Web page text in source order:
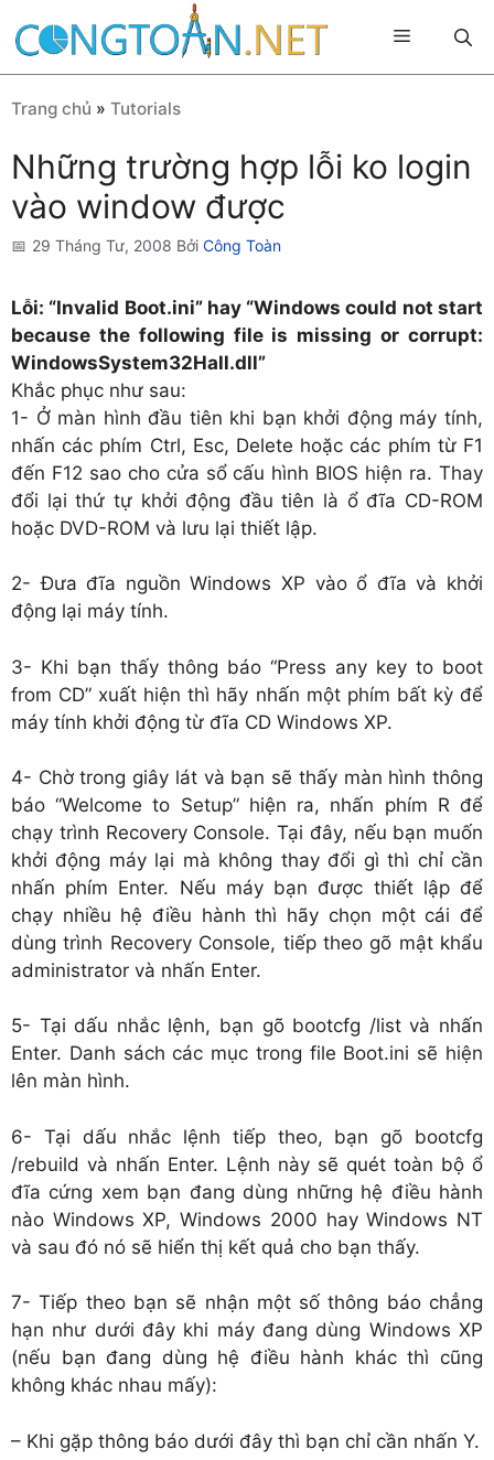
đến
Menu
Trang chủ » Tutorials
Những trường hợp lỗi ko login
vào window được
29 Tháng Tư, 2008 Bởi Công Toàn
Lỗi: “Invalid Boot.ini” hay “Windows could not start
because the following file is missing or corrupt:
WindowsSystem32Hall.dll”
Khắc phục như sau:
1- Ở màn hình đầu tiên khi bạn khởi động máy tính,
nhấn các phím Ctrl, Esc, Delete hoặc các phím từ F1
đến F12 sao cho cửa sổ cấu hình BIOS hiện ra. Thay
đổi lại thứ tự khởi động đầu tiên là ổ đĩa CD-ROM
hoặc DVD-ROM và lưu lại thiết lập.
2- Đưa đĩa nguồn Windows XP vào ổ đĩa và khởi
động lại máy tính.
3- Khi bạn thấy thông báo “Press any key to boot
from CD” xuất hiện thì hãy nhấn một phím bất kỳ để
máy tính khởi động từ đĩa CD Windows XP.
4- Chờ trong giây lát và bạn sẽ thấy màn hình thông
báo “Welcome to Setup” hiện ra, nhấn phím R để
chạy trình Recovery Console. Tại đây, nếu bạn muốn
khởi động máy lại mà không thay đổi gì thì chỉ cần
nhấn phím Enter. Nếu máy bạn được thiết lập để
chạy nhiều hệ điều hành thì hãy chọn một cái để
dùng trình Recovery Console, tiếp theo gõ mật khẩu
administrator và nhấn Enter.
5- Tại dấu nhắc lệnh, bạn gõ bootcfg /list và nhấn
Enter. Danh sách các mục trong file Boot.ini sẽ hiện
lên màn hình.
6- Tại dấu nhắc lệnh tiếp theo, bạn gõ bootcfg
/rebuild và nhấn Enter. Lệnh này sẽ quét toàn bộ ổ
đĩa cứng xem bạn đang dùng những hệ điều hành
nào Windows XP, Windows 2000 hay Windows NT
và sau đó nó sẽ hiển thị kết quả cho bạn thấy.
7- Tiếp theo bạn sẽ nhận một số thông báo chẳng
hạn như dưới đây khi máy đang dùng Windows XP
(nếu bạn đang dùng hệ điều hành khác thì cũng
không khác nhau mấy):
– Khi gặp thông báo dưới đây thì bạn chỉ cần nhấn Y.